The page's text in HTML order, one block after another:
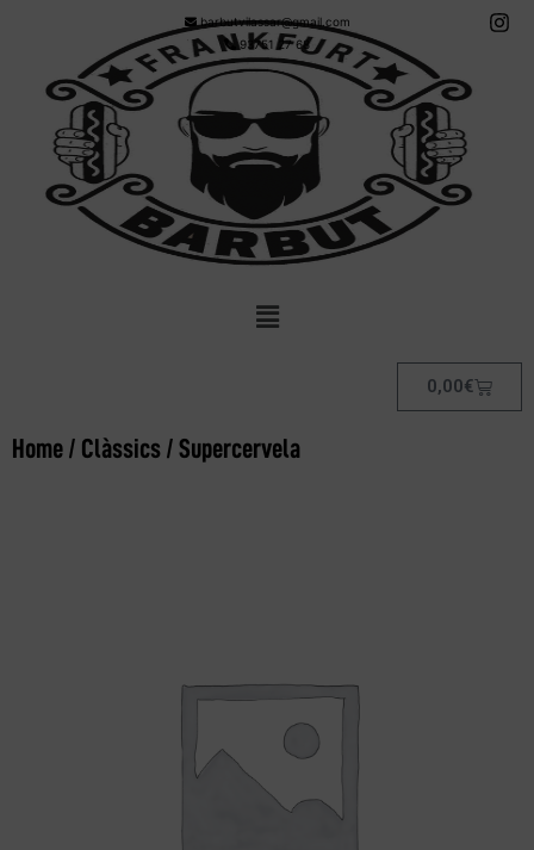
barbutvilassar@gmail.com
93751 27 68
0,00€
Home / Clàssics / Supercervela